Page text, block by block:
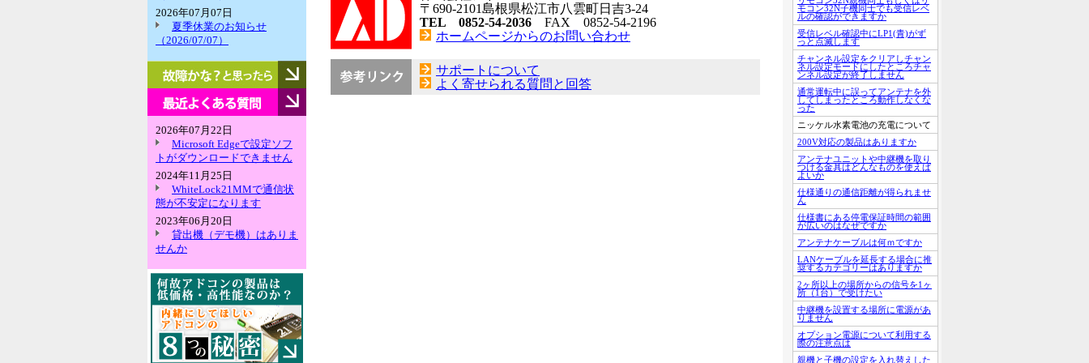
2026年07月07日
夏季休業のお知らせ
（2026/07/07）
な？
思
っ
た
ら
く
あ
る
質
問
2026年07月22日
Microsoft Edgeで設定ソフ
トがダウンロードできません
2024年11月25日
WhiteLock21MMで通信状
態が不安定になります
2023年06月20日
貸出機（デモ機）はありま
せんか
〒690-2101島根県松江市八雲町日吉3-24
TEL 0852-54-2036 FAX 0852-54-2196
ホームページからのお問い合わせ
サポートについて
よく寄せられる質問と回答
モコン32N子機同士でも受信レベ
ルの確認ができますか
受信レベル確認中にLP1(青)がず
っと点滅します
チャンネル設定をクリアしチャン
ネル設定モードにしたところチャ
ンネル設定が終了しません
通常運転中に誤ってアンテナを外
してしまったところ動作しなくな
った
ニッケル水素電池の充電について
200V対応の製品はありますか
アンテナユニットや中継機を取り
つける金具はどんなものを使えば
よいか
仕様通りの通信距離が得られませ
ん
仕様書にある停電保証時間の範囲
が広いのはなぜですか
アンテナケーブルは何ｍですか
LANケーブルを延長する場合に推
奨するカテゴリーはありますか
2ヶ所以上の場所からの信号を1ヶ
所（1台）で受けたい
中継機を設置する場所に電源があ
りません
オプション電源について利用する
際の注意点は
親機と子機の設定を入れ替えした